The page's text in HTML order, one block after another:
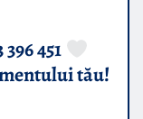
451
tău!